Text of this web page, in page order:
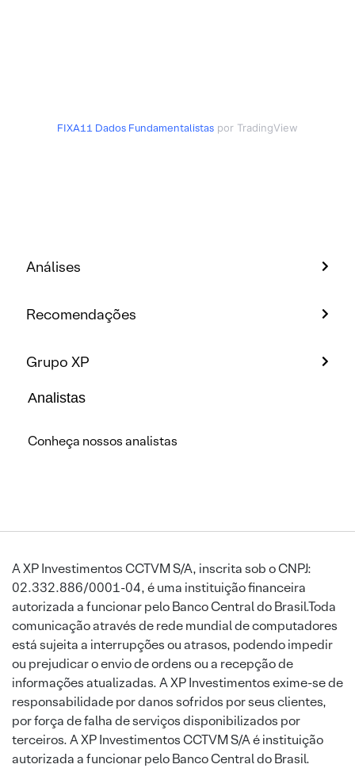
FIXA11 Dados Fundamentalistas por TradingView
Análises
Recomendações
Grupo XP
Analistas
Conheça nossos analistas
A XP Investimentos CCTVM S/A, inscrita sob o CNPJ:
02.332.886/0001-04, é uma instituição financeira
autorizada a funcionar pelo Banco Central do Brasil.Toda
comunicação através de rede mundial de computadores
está sujeita a interrupções ou atrasos, podendo impedir
ou prejudicar o envio de ordens ou a recepção de
informações atualizadas. A XP Investimentos exime-se de
responsabilidade por danos sofridos por seus clientes,
por força de falha de serviços disponibilizados por
terceiros. A XP Investimentos CCTVM S/A é instituição
autorizada a funcionar pelo Banco Central do Brasil.